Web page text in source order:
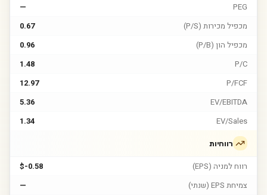
PEG
—
מכפיל מכירות (P/S)
0.67
מכפיל הון (P/B)
0.96
P/C
1.48
P/FCF
12.97
EV/EBITDA
5.36
EV/Sales
1.34
רווחיות
רווח למניה (EPS)
$-0.58
צמיחת EPS (שנתי)
—